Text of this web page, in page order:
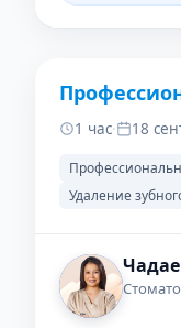
ДО
1 час· 18
Удаление